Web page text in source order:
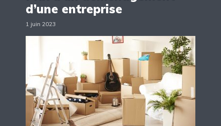
d’une entreprise
1 juin 2023